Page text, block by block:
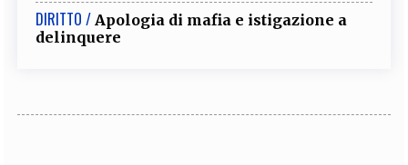
DIRITTO / Apologia di mafia e istigazione a
delinquere